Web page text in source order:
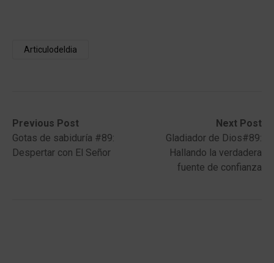
Articulodeldia
Post
navigation
Previous Post
Previous
post:Gotas de sabiduría #89:
Despertar con El Señor
Next Post
Next
post:
Gladiador de Dios#89:
Hallando la verdadera
fuente de confianza